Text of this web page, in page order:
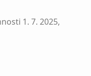
1. 7. 2025,